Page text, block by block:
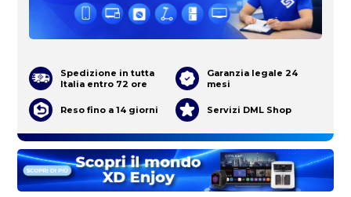
Spedizione in tutta
Italia entro 72 ore
Garanzia legale 24
mesi
Reso fino a 14 giorni Servizi DML Shop